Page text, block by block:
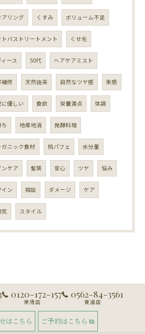
アリング くすみ ボリューム不足
トバストリートメント くせ毛
ィース 50代 ヘアケアミスト
補修 天然由来 自然なツヤ感 束感
に優しい 食欲 栄養満点 体調
地産地消 発酵料理
ガニック食材 桃パフェ 水分量
ンケア 髪質 安心 ツヤ 悩み
イン 相談 ダメージ ケア
気 スタイル
0120-172-157
常滑店
0562-84-3561
東浦店
はこちら ご予約はこちら